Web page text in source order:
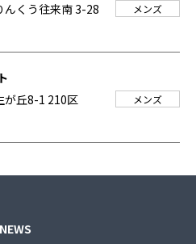
んくう往来南 3-28
メンズ
が丘8-1 210区
メンズ
NEWS